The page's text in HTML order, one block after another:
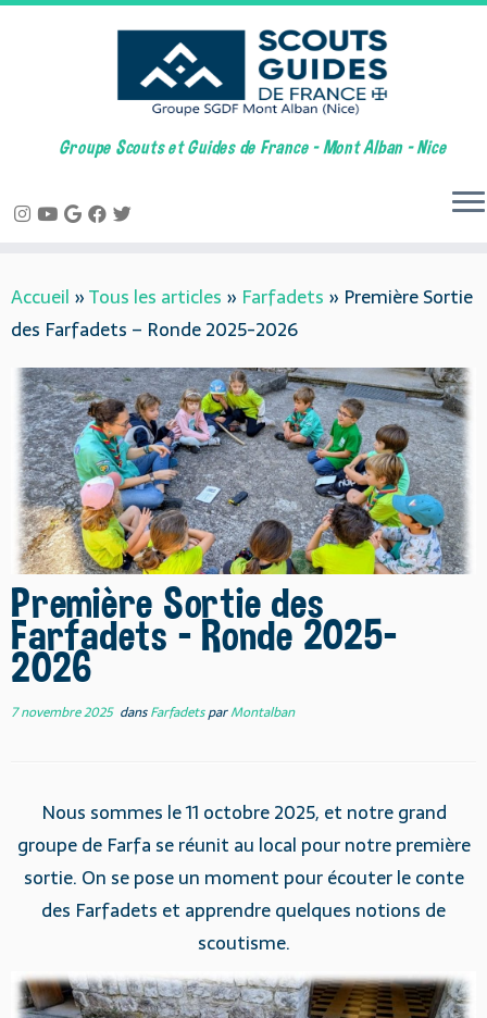
to
content
Groupe Scouts et Guides de France – Mont Alban – Nice
Accueil »Tous les articles » Farfadets » Première Sortie
des Farfadets – Ronde 2025-2026
Première Sortie des
Farfadets – Ronde 2025-
2026
7 novembre 2025dansFarfadetsparMontalban
Nous sommes le 11 octobre 2025, et notre grand
groupe de Farfa se réunit au local pour notre première
sortie. On se pose un moment pour écouter le conte
des Farfadets et apprendre quelques notions de
scoutisme.